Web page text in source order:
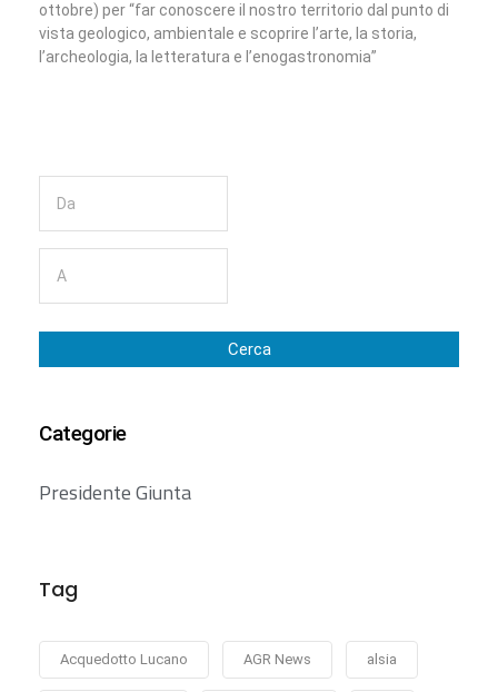
ottobre) per “far conoscere il nostro territorio dal punto di
vista geologico, ambientale e scoprire l’arte, la storia,
l’archeologia, la letteratura e l’enogastronomia”
Cerca
Categorie
Presidente Giunta
Tag
Acquedotto Lucano AGR News alsia